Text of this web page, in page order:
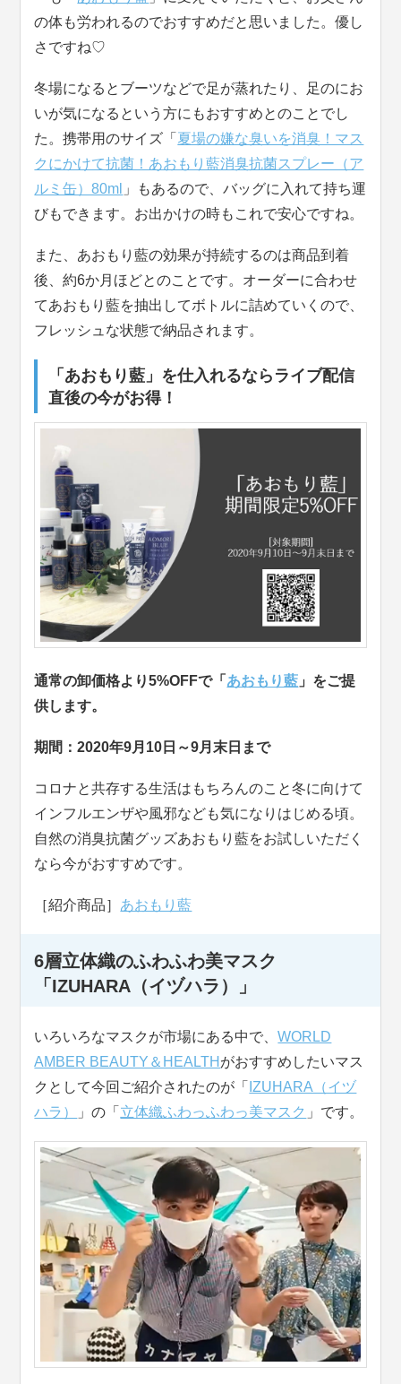
の体も労われるのでおすすめだと思いました。優し
さですね♡
冬場になるとブーツなどで足が蒸れたり、足のにお
いが気になるという方にもおすすめとのことでし
た。携帯用のサイズ「 夏場の嫌な臭いを消臭！マス
クにかけて抗菌！あおもり藍消臭抗菌スプレー（ア
ルミ缶）80ml 」もあるので、バッグに入れて持ち運
びもできます。お出かけの時もこれで安心ですね。
また、あおもり藍の効果が持続するのは商品到着
後、約6か月ほどとのことです。オーダーに合わせ
てあおもり藍を抽出してボトルに詰めていくので、
フレッシュな状態で納品されます。
「あおもり藍」を仕入れるならライブ配信
直後の今がお得！
通常の卸価格より5%OFFで「 あおもり藍 」をご提
供します。
期間：2020年9月10日～9月末日まで
コロナと共存する生活はもちろんのこと冬に向けて
インフルエンザや風邪なども気になりはじめる頃。
自然の消臭抗菌グッズあおもり藍をお試しいただく
なら今がおすすめです。
［紹介商品］ あおもり藍
6層立体織のふわふわ美マスク
「IZUHARA（イヅハラ）」
いろいろなマスクが市場にある中で、WORLD
AMBER BEAUTY＆HEALTH がおすすめしたいマス
クとして今回ご紹介されたのが「 IZUHARA（イヅ
ハラ）
」の「 立体織ふわっふわっ美マスク 」です。